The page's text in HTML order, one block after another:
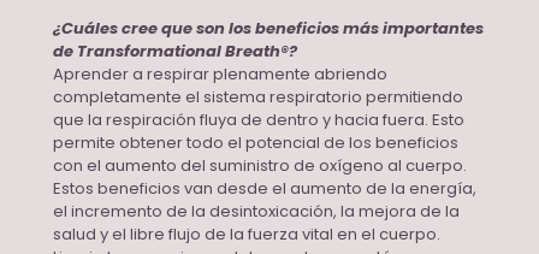
¿Cuáles cree que son los beneficios más importantes
de Transformational Breath®️?
Aprender a respirar plenamente abriendo
completamente el sistema respiratorio permitiendo
que la respiración fluya de dentro y hacia fuera. Esto
permite obtener todo el potencial de los beneficios
con el aumento del suministro de oxígeno al cuerpo.
Estos beneficios van desde el aumento de la energía,
el incremento de la desintoxicación, la mejora de la
salud y el libre flujo de la fuerza vital en el cuerpo.